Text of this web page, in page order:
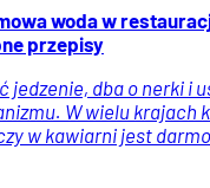
woda w
przepisy
jedzenie, dba o nerki i
W wielu krajach
w kawiarni jest